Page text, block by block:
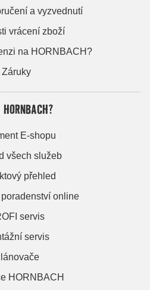
a vyzvednutí
vrácení zboží
na HORNBACH?
Záruky
E-shopu
všech služeb
přehled
online
servis
servis
HORNBACH